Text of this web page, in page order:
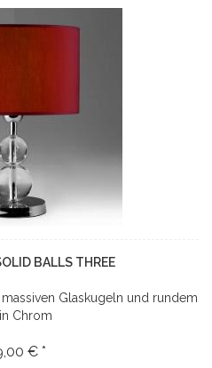
BALLS THREE
Glaskugeln und rundem
Chrom
€ *